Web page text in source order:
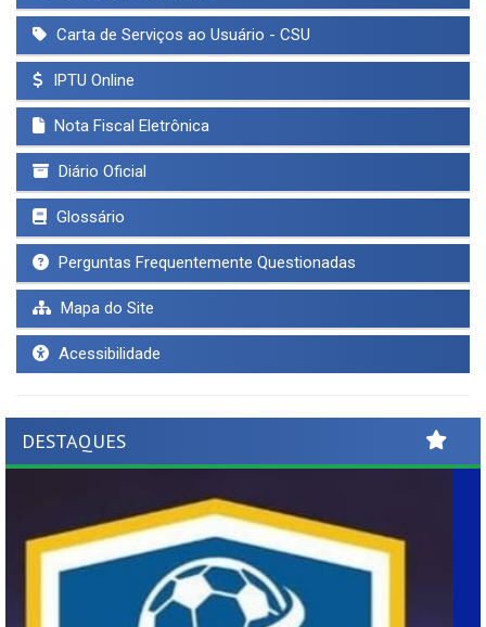
Carta de Serviços ao Usuário - CSU
IPTU Online
Nota Fiscal Eletrônica
Diário Oficial
Glossário
Perguntas Frequentemente Questionadas
Mapa do Site
Acessibilidade
DESTAQUES